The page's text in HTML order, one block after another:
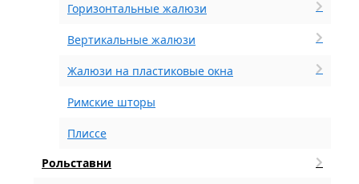
Горизонтальные жалюзи
Вертикальные жалюзи
Жалюзи на пластиковые окна
Римские шторы
Плиссе
Рольставни